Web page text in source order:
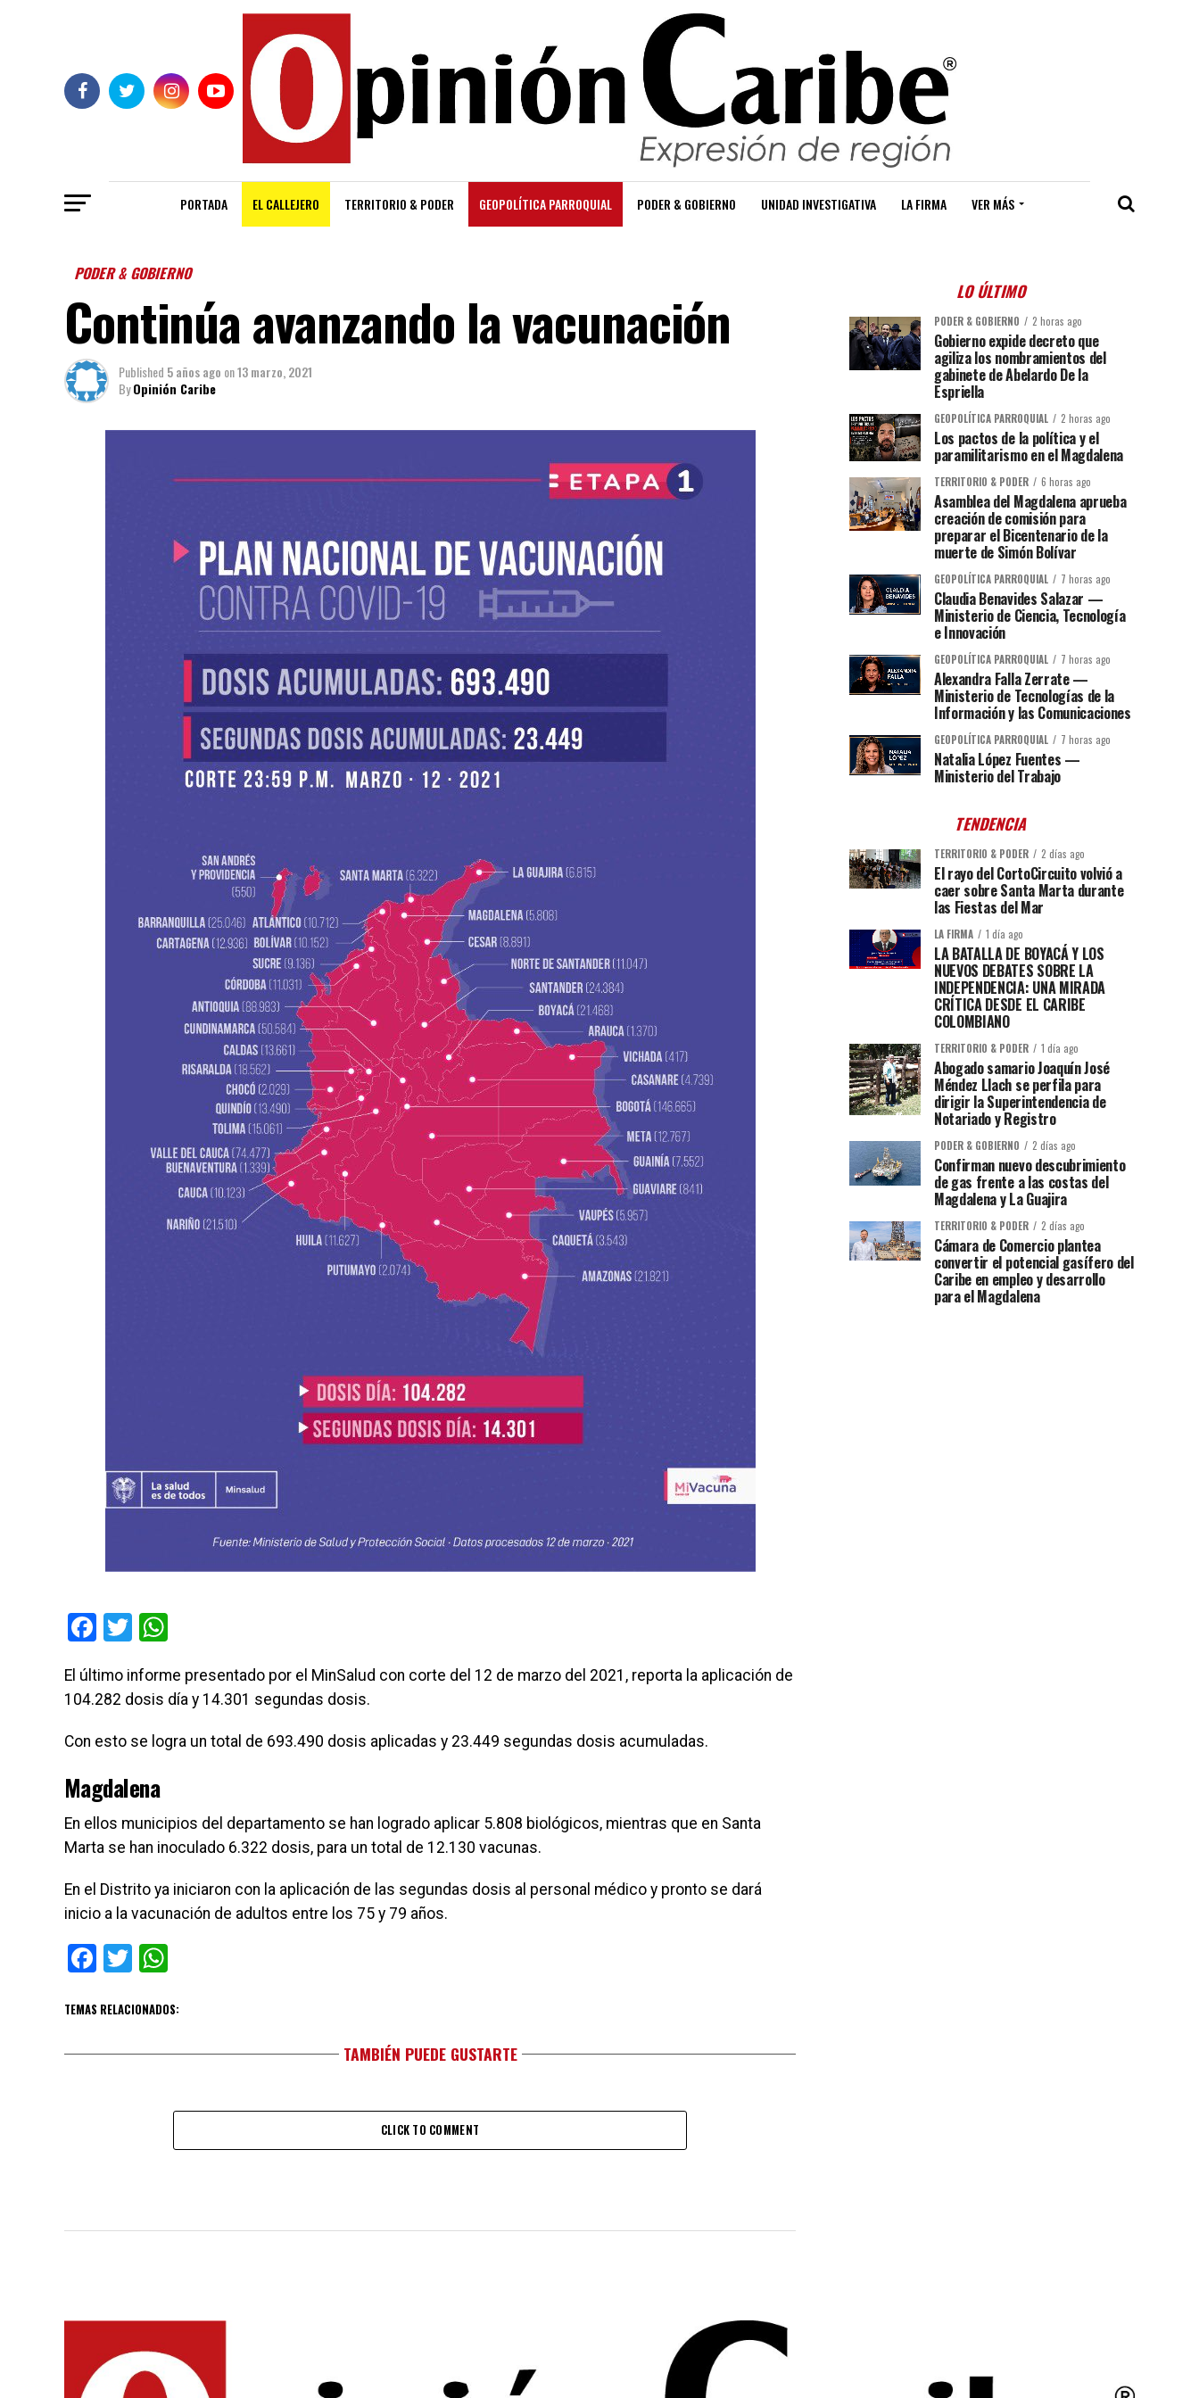
PORTADA EL CALLEJERO TERRITORIO & PODER GEOPOLÍTICA PARROQUIAL PODER & GOBIERNO UNIDAD INVESTIGATIVA LA FIRMA VER MÁS
PODER & GOBIERNO
Continúa avanzando la vacunación
Published 5 años ago on13 marzo, 2021
ByOpinión Caribe
Facebook
Twitter
El último informe presentado por el MinSalud con corte del 12 de marzo del 2021, reporta la aplicación de
104.282 dosis día y 14.301 segundas dosis.
Con esto se logra un total de 693.490 dosis aplicadas y 23.449 segundas dosis acumuladas.
Magdalena
En ellos municipios del departamento se han logrado aplicar 5.808 biológicos, mientras que en Santa
Marta se han inoculado 6.322 dosis, para un total de 12.130 vacunas.
En el Distrito ya iniciaron con la aplicación de las segundas dosis al personal médico y pronto se dará
inicio a la vacunación de adultos entre los 75 y 79 años.
Facebook
Twitter
TEMAS RELACIONADOS:
TAMBIÉN PUEDE GUSTARTE
CLICK TO COMMENT
LO ÚLTIMO
PODER & GOBIERNO 2 horas ago
Gobierno expide decreto que
agiliza los nombramientos del
gabinete de Abelardo De la
Espriella
GEOPOLÍTICA PARROQUIAL 2 horas ago
Los pactos de la política y el
paramilitarismo en el Magdalena
TERRITORIO & PODER 6 horas ago
Asamblea del Magdalena aprueba
creación de comisión para
preparar el Bicentenario de la
muerte de Simón Bolívar
GEOPOLÍTICA PARROQUIAL 7 horas ago
Claudia Benavides Salazar —
Ministerio de Ciencia, Tecnología
e Innovación
GEOPOLÍTICA PARROQUIAL 7 horas ago
Alexandra Falla Zerrate —
Ministerio de Tecnologías de la
Información y las Comunicaciones
GEOPOLÍTICA PARROQUIAL 7 horas ago
Natalia López Fuentes —
Ministerio del Trabajo
TENDENCIA
TERRITORIO & PODER 2 días ago
El rayo del CortoCircuito volvió a
caer sobre Santa Marta durante
las Fiestas del Mar
LA FIRMA 1 día ago
LA BATALLA DE BOYACÁ Y LOS
NUEVOS DEBATES SOBRE LA
INDEPENDENCIA: UNA MIRADA
CRÍTICA DESDE EL CARIBE
COLOMBIANO
TERRITORIO & PODER 1 día ago
Abogado samario Joaquín José
Méndez Llach se perfila para
dirigir la Superintendencia de
Notariado y Registro
PODER & GOBIERNO 2 días ago
Confirman nuevo descubrimiento
de gas frente a las costas del
Magdalena y La Guajira
TERRITORIO & PODER 2 días ago
Cámara de Comercio plantea
convertir el potencial gasífero del
Caribe en empleo y desarrollo
para el Magdalena